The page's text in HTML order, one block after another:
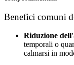
Benefici comuni
Riduzione
temporali o
calmarsi in